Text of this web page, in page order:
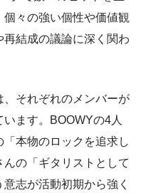
々の強い個性や価値観
結成の議論に深く関わ
、それぞれのメンバーが
ます。BOOWYの4人
本物のロックを追求し
の「ギタリストとして
志が活動初期から強く